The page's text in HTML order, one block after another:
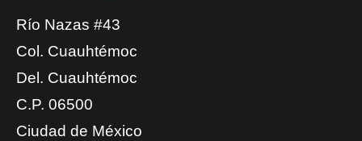
Río Nazas #43
Col. Cuauhtémoc
Del. Cuauhtémoc
C.P. 06500
Ciudad de México